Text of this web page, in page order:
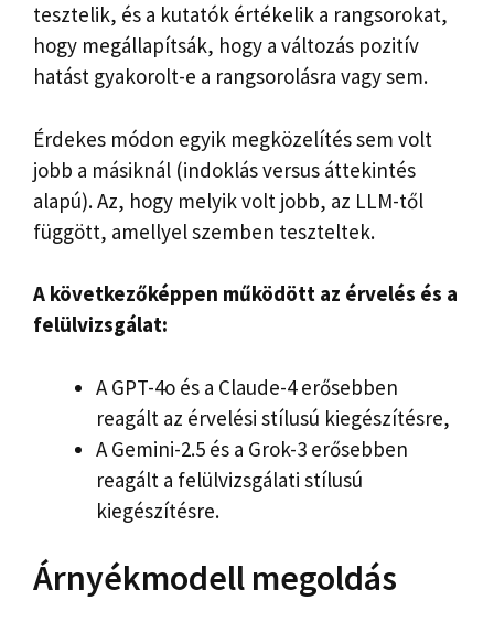
tesztelik, és a kutatók értékelik a rangsorokat,
hogy megállapítsák, hogy a változás pozitív
hatást gyakorolt-e a rangsorolásra vagy sem.
Érdekes módon egyik megközelítés sem volt
jobb a másiknál ​​(indoklás versus áttekintés
alapú). Az, hogy melyik volt jobb, az LLM-től
függött, amellyel szemben teszteltek.
A következőképpen működött az érvelés és a
felülvizsgálat:
A GPT-4o és a Claude-4 erősebben
reagált az érvelési stílusú kiegészítésre,
A Gemini-2.5 és a Grok-3 erősebben
reagált a felülvizsgálati stílusú
kiegészítésre.
Árnyékmodell megoldás